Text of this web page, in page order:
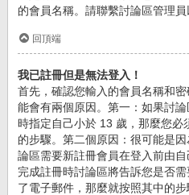
的會員名稱。請聯繫討論區管理員
回頂端
我已註冊但是無法登入！
首先，確認您輸入的會員名稱和
能會有兩個原因。第一：如果討
時指定自己小於 13 歲，那麼您必
的步驟。第二個原因：很可能是
論區需要新註冊會員在登入前由
完成註冊時討論區將告訴您是否
了電子郵件，那麼就按照其中的